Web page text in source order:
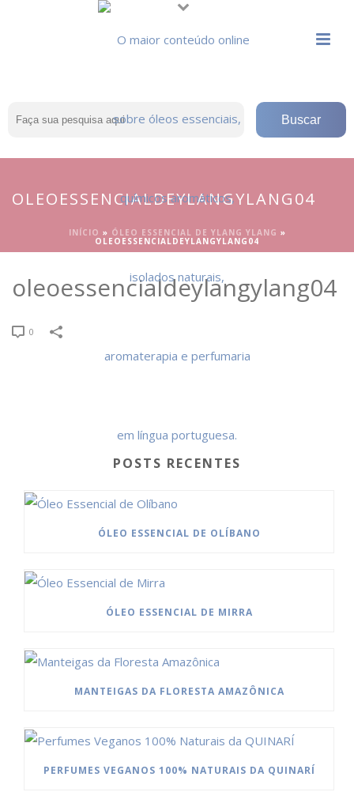
OLEOESSENCIALDEYLANGYLANG04
INÍCIO » ÓLEO ESSENCIAL DE YLANG YLANG »
OLEOESSENCIALDEYLANGYLANG04
oleoessencialdeylangylang04
0
POSTS RECENTES
ÓLEO ESSENCIAL DE OLÍBANO
ÓLEO ESSENCIAL DE MIRRA
MANTEIGAS DA FLORESTA AMAZÔNICA
PERFUMES VEGANOS 100% NATURAIS DA QUINARÍ